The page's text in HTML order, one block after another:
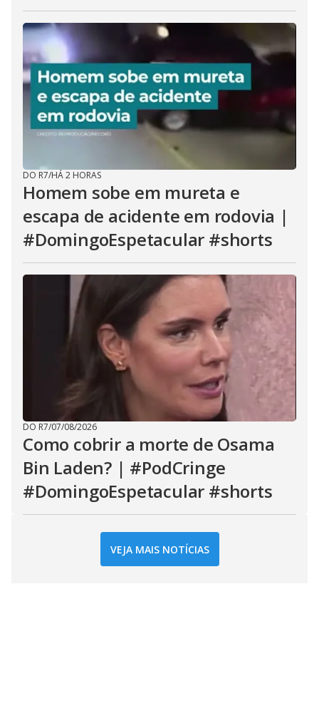
DO R7/HÁ 2 HORAS
Homem sobe em mureta e
escapa de acidente em rodovia |
#DomingoEspetacular #shorts
DO R7/07/08/2026
Como cobrir a morte de Osama
Bin Laden? | #PodCringe
#DomingoEspetacular #shorts
VEJA MAIS NOTÍCIAS